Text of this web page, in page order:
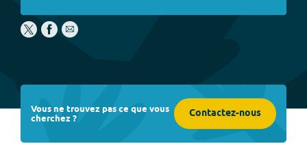
Vous ne trouvez pas ce que vous
cherchez ? Contactez-nous